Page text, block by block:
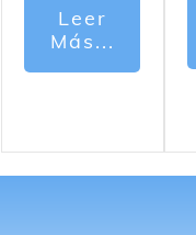
Leer
Más...